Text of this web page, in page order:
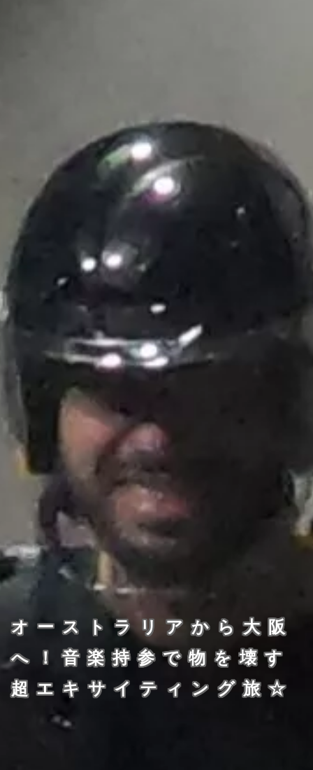
オーストラリアから大阪
へ！音楽持参で物を壊す
超エキサイティング旅☆